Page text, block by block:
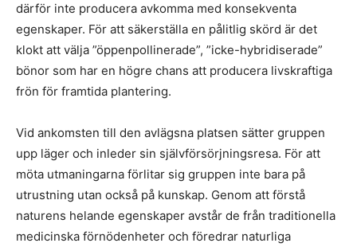
därför inte producera avkomma med konsekventa
egenskaper. För att säkerställa en pålitlig skörd är det
klokt att välja ”öppenpollinerade”, ”icke-hybridiserade”
bönor som har en högre chans att producera livskraftiga
frön för framtida plantering.
Vid ankomsten till den avlägsna platsen sätter gruppen
upp läger och inleder sin självförsörjningsresa. För att
möta utmaningarna förlitar sig gruppen inte bara på
utrustning utan också på kunskap. Genom att förstå
naturens helande egenskaper avstår de från traditionella
medicinska förnödenheter och föredrar naturliga